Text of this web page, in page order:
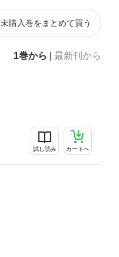
未購入巻をまとめて買う
1巻から 最新刊から
試し読み カートへ